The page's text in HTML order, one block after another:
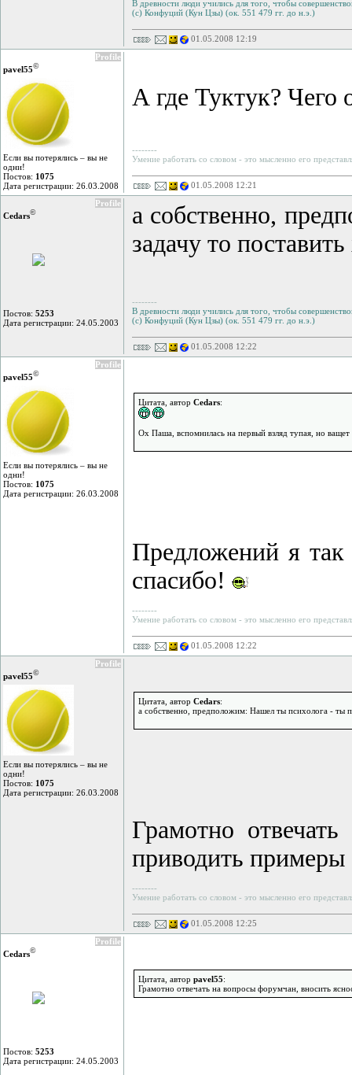
В древности люди учились для того, чтобы
(с) Конфуций (Кун Цзы) (ок. 551 479 гг. до н.э.)
01.05.2008 12:19
Profile
pavel55©
Если вы потерялись – вы не
одни!
Постов: 1075
Дата регистрации: 26.03.2008
А где Туктук? Чего
--------
Умение работать со словом - это мысленно его
01.05.2008 12:21
Profile
Cedars©
Постов: 5253
Дата регистрации: 24.05.2003
а собственно,
задачу то
--------
В древности люди учились для того, чтобы
(с) Конфуций (Кун Цзы) (ок. 551 479 гг. до н.э.)
01.05.2008 12:22
Profile
pavel55©
Если вы потерялись – вы не
одни!
Постов: 1075
Дата регистрации: 26.03.2008
Цитата, автор Cedars:
Ох Паша, вспомнилась на первый взляд тупая, но
Предложений я
спасибо!
--------
Умение работать со словом - это мысленно его
01.05.2008 12:22
Profile
pavel55©
Если вы потерялись – вы не
одни!
Постов: 1075
Дата регистрации: 26.03.2008
Цитата, автор Cedars:
а собственно, предположим: Нашел ты психолога - ты
Грамотно
приводить примеры
--------
Умение работать со словом - это мысленно его
01.05.2008 12:25
Profile
Cedars©
Постов: 5253
Дата регистрации: 24.05.2003
Цитата, автор pavel55:
Грамотно отвечать на вопросы форумчан, вносить